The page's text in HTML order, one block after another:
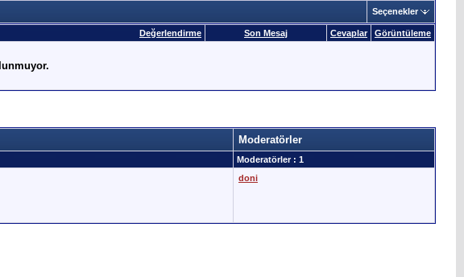
Seçenekler
Değerlendirme Son Mesaj Cevaplar Görüntüleme
Moderatörler
Moderatörler : 1
doni